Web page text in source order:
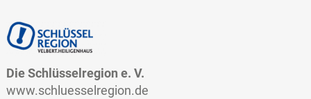
Die Schlüsselregion e. V.
www.schluesselregion.de